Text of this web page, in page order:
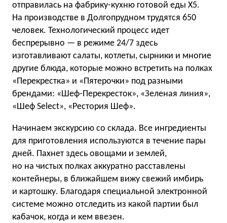
отправилась на фабрику-кухню готовой еды X5.
На производстве в Долгопрудном трудятся 650
человек. Технологический процесс идет
беспрерывно — в режиме 24/7 здесь
изготавливают салаты, котлеты, сырники и многие
другие блюда, которые можно встретить на полках
«Перекрестка» и «Пятерочки» под разными
брендами: «Шеф-Перекресток», «Зеленая линия»,
«Шеф Select», «Рестория Шеф».
Начинаем экскурсию со склада. Все ингредиенты
для приготовления используются в течение пары
дней. Пахнет здесь овощами и землей,
но на чистых полках аккуратно расставлены
контейнеры, в ближайшем вижу свежий имбирь
и картошку. Благодаря специальной электронной
системе можно отследить из какой партии был
кабачок, когда и кем ввезен.